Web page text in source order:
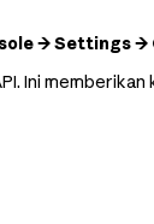
→ Settings
Ini